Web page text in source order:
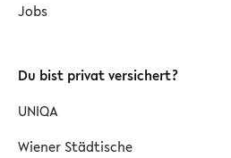
Jobs
Du bist privat versichert?
UNIQA
Wiener Städtische